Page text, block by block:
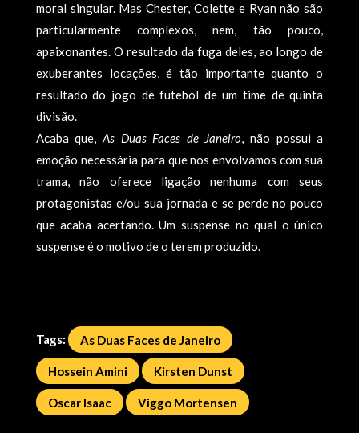
moral singular. Mas Chester, Colette e Ryan não são
particularmente complexos, nem, tão pouco,
apaixonantes. O resultado da fuga deles, ao longo de
exuberantes locações, é tão importante quanto o
resultado do jogo de futebol de um time de quinta
divisão.
Acaba que, As Duas Faces de Janeiro, não possui a
emoção necessária para que nos envolvamos com sua
trama, não oferece ligação nenhuma com seus
protagonistas e/ou sua jornada e se perde no pouco
que acaba acertando. Um suspense no qual o único
suspense é o motivo de o terem produzido.
Tags: As Duas Faces de Janeiro
Hossein Amini Kirsten Dunst
Oscar Isaac Viggo Mortensen